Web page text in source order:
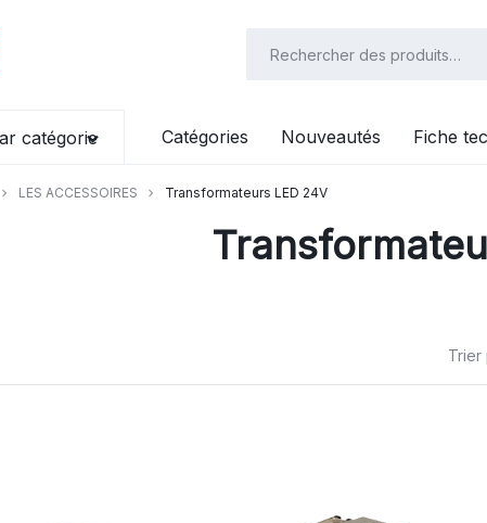
catégorie Catégories Nouveautés Fiche
LES ACCESSOIRES Transformateurs LED 24V
Trier